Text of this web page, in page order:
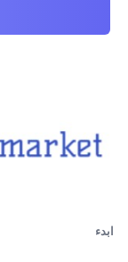
ابدء